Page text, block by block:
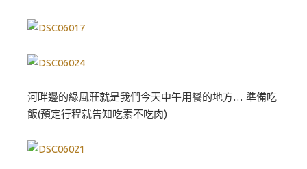
河畔邊的綠風莊就是我們今天中午用餐的地方… 準備吃
飯(預定行程就告知吃素不吃肉)